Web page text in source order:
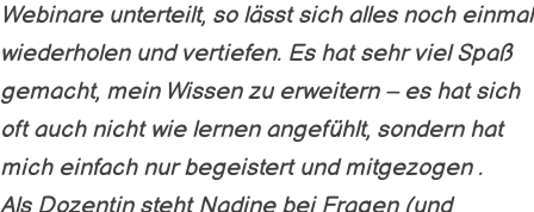
Webinare unterteilt, so lässt sich alles noch einmal
wiederholen und vertiefen. Es hat sehr viel Spaß
gemacht, mein Wissen zu erweitern – es hat sich
oft auch nicht wie lernen angefühlt, sondern hat
mich einfach nur begeistert und mitgezogen .